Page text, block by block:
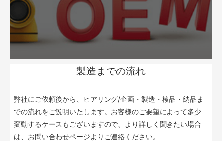
製造までの流れ
弊社にご依頼後から、ヒアリング/企画・製造・検品・納品ま
での流れをご説明いたします。お客様のご要望によって多少
変動するケースもございますので、より詳しく聞きたい場合
は、お問い合わせページよりご連絡ください。